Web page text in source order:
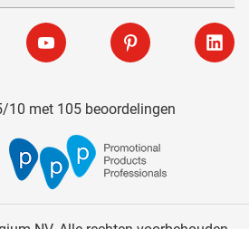
YouTube Pinterest
is 85
10 met 105 beoordelingen